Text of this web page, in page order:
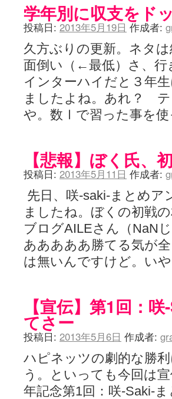
気分次第。 - 咲-Saki- / シノハユ 第3巻 感想
あこしず日和！ - 咲-Saki- / 咲-Saki-阿知
ニワカ王者 / 【アニメ記事】咲-Saki- 立
のよーなのよー - 咲-Saki- / 咲十夜 第四夜
Yaranakya » 咲-Saki- / 国際最萌リーグ
おもちがなくてもだいじょうぶ / 咲と照
咲-Saki-の舞台が特定されたら、行くし
りりーがーる（仮） / 虎姫 カラオケ編っ
洋榎-youka- / お知らせ (11:19)
おっきするー咲ブログ / side-A VS
フリテンリーチで流して / 姫松高校につ
遊び半分 / もうすぐ８月も終わり (16:03)
咲-Saki-ほんだし / 咲-Saki- 第128局 「涼
咲-Saki-麻雀録 / 台風に強そうな咲キャラ
君の友達。 / マイ・フェア・レディ (12:49)
ぽっこぬ / 咲絵ログ2 (15:21)
妄言郷 / 咲-Saki- 第129局「契機」感想
咲-Saki-のてきとう考察 - 咲-Saki- / 記
嶺上かいほー - 咲-saki- / (7/1日分
アニメを見ながらダラダラと就活をする
白い物置 / 咲-Saki- Best Album ～
らぎこのだらだら日記帳 - 咲 -saki- / 咲
プンスコ！ 野依日和！ - 咲-Saki- / 小蒔
Ethanの色々ゆるじゃん不敗神話 - 咲-
幸咲良し / コメ返しその他
咲の仮blog / 和ちゃん (12:02)
読んだらそのままトイレで流して / 【
世紀末麻雀ブログ-じゃんキチ！ / 【咲-
すばらな人生 / 全国編終了！ ところで
ハッちゃんの四喜和 - 咲-Saki- / 咲-
学年別に収支をド
投稿日: 2013年5月19日 作成者:
久方ぶりの更新。ネタ
面倒い（←最低）さ、行
インターハイだと３年
ましたよね。あれ？
や。数Ⅰで習った事を
【悲報】ぼく氏、
投稿日: 2013年5月11日 作成者:
先日、咲-saki-まとめ
ましたね。ぼくの初戦
ブログAILEさん（NaN
あああああ勝てる気が
は無いんですけど。い
【宣伝】第1回：
てさー
投稿日: 2013年5月6日 作成者:
ハピネッツの劇的な勝
う。といっても今回は
年記念第1回：咲-Saki-